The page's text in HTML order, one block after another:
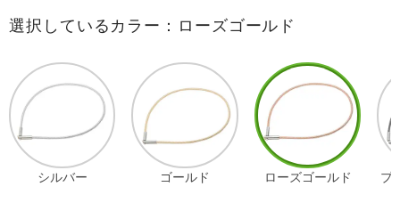
選択しているカラー：ローズゴールド
シルバー ゴールド ローズゴールド プ